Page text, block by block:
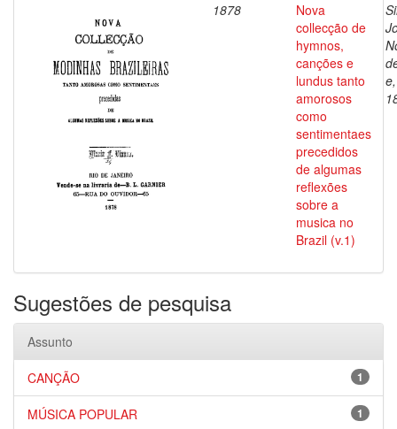
1878
Nova
collecção de
hymnos,
canções e
lundus tanto
amorosos
como
sentimentaes
precedidos
de algumas
reflexões
sobre a
musica no
Brazil (v.1)
Sugestões de pesquisa
Assunto
1
CANÇÃO
1
MÚSICA POPULAR